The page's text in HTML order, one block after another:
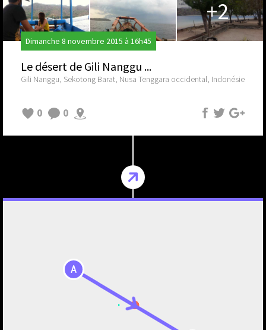
+2
Dimanche 8 novembre 2015 à 16h45
Le désert de Gili Nanggu ...
Gili Nanggu, Sekotong Barat, Nusa Tenggara occidental, Indonésie
0 0
A